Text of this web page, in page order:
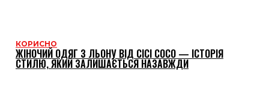
КОРИСНО
ЖІНОЧИЙ ОДЯГ З ЛЬОНУ ВІД CICI COCO — ІСТОРІЯ
СТИЛЮ, ЯКИЙ ЗАЛИШАЄТЬСЯ НАЗАВЖДИ